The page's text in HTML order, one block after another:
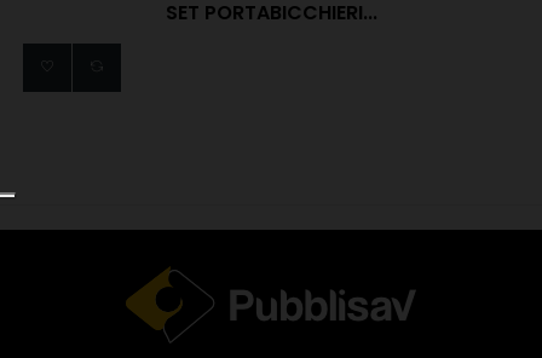
SET PORTABICCHIERI...